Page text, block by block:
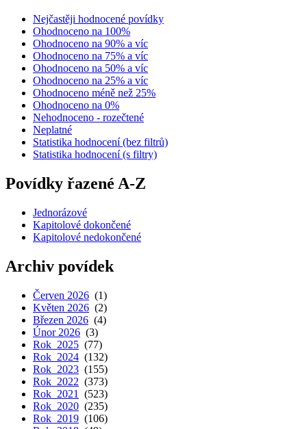
Nejčastěji hodnocené povídky
Ohodnoceno na 100%
Ohodnoceno na 90% a víc
Ohodnoceno na 75% a víc
Ohodnoceno na 50% a víc
Ohodnoceno na 25% a víc
Ohodnoceno méně než 25%
Ohodnoceno na 0%
Nehodnoceno - rozečtené
Neplatné
Statistika hodnocení (bez filtrů)
Statistika hodnocení (s filtry)
Povídky řazené A-Z
Jednorázové
Kapitolové dokončené
Kapitolové nedokončené
Archiv povídek
Červen 2026 (1)
Květen 2026 (2)
Březen 2026 (4)
Únor 2026 (3)
Rok 2025 (77)
Rok 2024 (132)
Rok 2023 (155)
Rok 2022 (373)
Rok 2021
(523)
Rok 2020 (235)
Rok 2019 (106)